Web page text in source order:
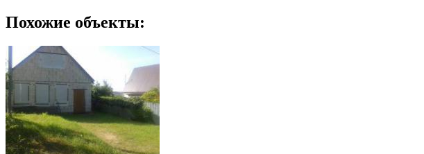
Похожие объекты: